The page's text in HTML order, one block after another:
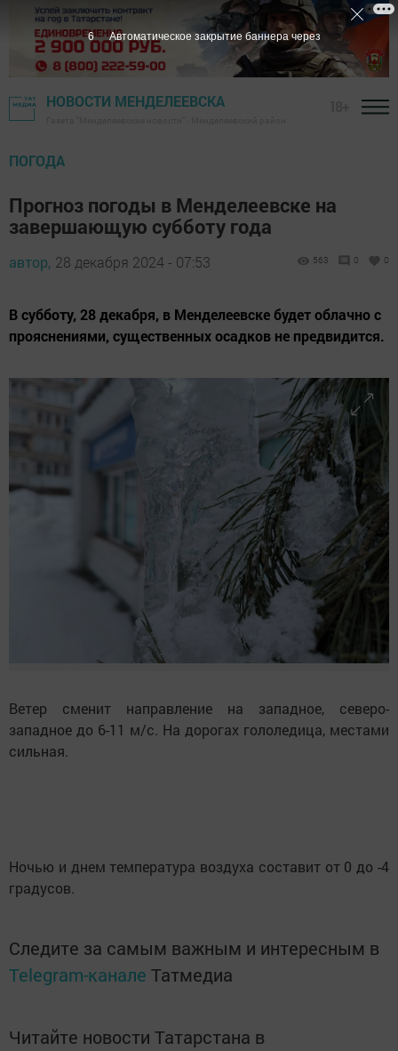
НОВОСТИ МЕНДЕЛЕЕВСКА
ПОГОДА
Прогноз погоды в Менделеевске на
завершающую субботу года
автор, 28 декабря 2024 - 07:53 563 0 0
В субботу, 28 декабря, в Менделеевске будет облачно с
прояснениями, существенных осадков не предвидится.
Ветер сменит направление на западное, северо-
западное до 6-11 м/с. На дорогах гололедица, местами
сильная.
Ночью и днем температура воздуха составит от 0 до -4
градусов.
Следите за самым важным и интересным в
Telegram-канале Татмедиа
Читайте новости Татарстана в
5 Автоматическое закрытие баннера через